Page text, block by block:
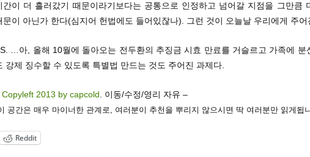
간이 더 흘러갔기 때문이라기보다는 공통으로 인정하고 넘어갈 지점을 그만큼
문이 아닌가 한다(심지어 헌법에도 들어있잖나). 그런 것이 오늘날 우리에게 주어
…아, 올해 10월에 돌아오는 전두환의 추징금 시효 만료를 거슬르고 가족에 분
강제 징수할 수 있도록 특별법 만드는 것도 주어진 과제다.
Copyleft 2013 by capcold . 이동/수정/영리 자유 –
공간은 매우 마이너한 관계로, 여러분이 추천을 뿌리지 않으시면 딱 여러분만 읽게됩
Reddit